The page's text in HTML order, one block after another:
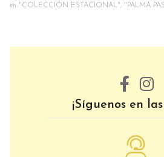
en "COLECCIÓN ESTACIONAL", "PALMA
¡Síguenos en